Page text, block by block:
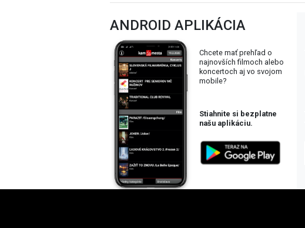
ANDROID APLIKÁCIA
Chcete mať prehľad o
najnovších filmoch alebo
koncertoch aj vo svojom
mobile?
Stiahnite si bezplatne
našu aplikáciu.